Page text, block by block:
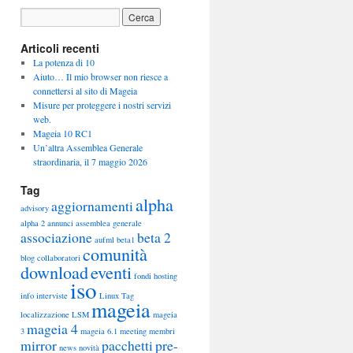
Articoli recenti
La potenza di 10
Aiuto… Il mio browser non riesce a
connettersi al sito di Mageia
Misure per proteggere i nostri servizi
web.
Mageia 10 RC1
Un’altra Assemblea Generale
straordinaria, il 7 maggio 2026
Tag
advisory aggiornamentialpha
alpha 2 annunci assemblea generale
associazione aufml beta1 beta 2
blog collaboratori comunità
downloadeventi fondi hosting
info interviste iso Linux Tag
localizzazione LSM mageia mageia
3 mageia 4 mageia 6.1 meeting membri
mirror news novità pacchettipre-